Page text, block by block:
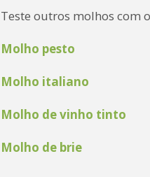
Teste outros molhos com
Molho pesto
Molho italiano
Molho de vinho tinto
Molho de brie